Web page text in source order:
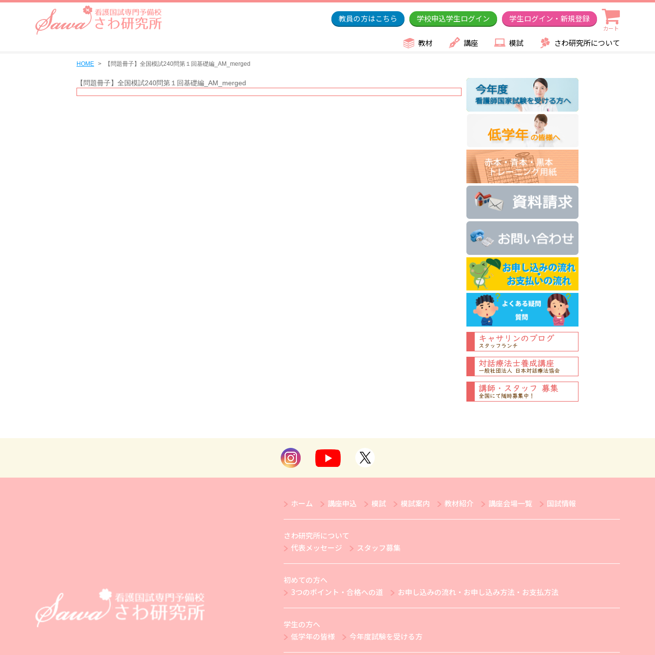
教員の方はこちら 学校申込学生ログイン 学生ログイン・新規登録
カート
教材 講座 模試 さわ研究所について
HOME 【問題冊子】全国模試240問第１回基礎編_AM_merged
【問題冊子】全国模試240問第１回基礎編_AM_merged
ホーム 講座申込 模試 模試案内 教材紹介 講座会場一覧 国試情報
さわ研究所について
代表メッセージ
スタッフ募集
初めての方へ
3つのポイント・合格への道
お申し込みの流れ・お申し込み方法・お支払方法
学生の方へ
低学年の皆様
今年度試験を受ける方